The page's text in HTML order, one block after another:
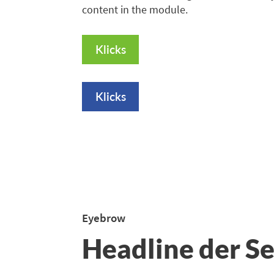
content in the module.
Klicks
Klicks
Eyebrow
Headline der